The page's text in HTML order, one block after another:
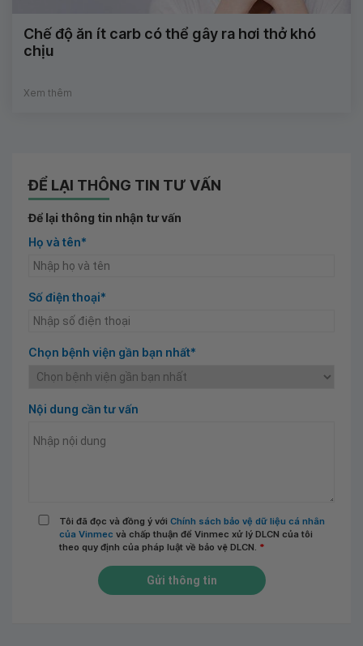
Chế độ ăn ít carb có thể gây ra hơi thở khó
chịu
Xem thêm
ĐỂ LẠI THÔNG TIN TƯ VẤN
Để lại thông tin nhận tư vấn
Họ và tên*
Số điện thoại*
Chọn bệnh viện gần bạn nhất*
Nội dung cần tư vấn
Tôi đã đọc và đồng ý với Chính sách bảo vệ dữ liệu cá nhân
của Vinmec và chấp thuận để Vinmec xử lý DLCN của tôi
theo quy định của pháp luật về bảo vệ DLCN. *
Gửi thông tin